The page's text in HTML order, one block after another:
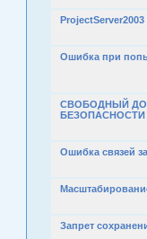
Ошибка при
СВОБОДНЫЙ
БЕЗОПАСНОСТИ
Ошибка связей
Запрет